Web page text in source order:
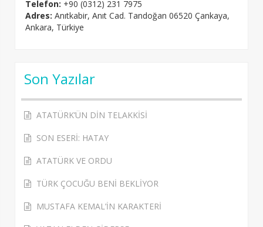
Telefon: +90 (0312) 231 7975
Adres: Anıtkabir, Anıt Cad. Tandoğan 06520 Çankaya,
Ankara, Türkiye
Son Yazılar
ATATÜRK’ÜN DİN TELAKKİSİ
SON ESERİ: HATAY
ATATÜRK VE ORDU
TÜRK ÇOCUĞU BENİ BEKLİYOR
MUSTAFA KEMAL’İN KARAKTERİ